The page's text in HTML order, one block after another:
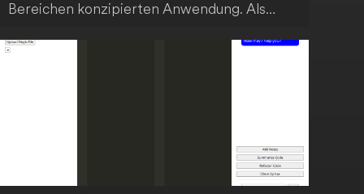
Bereichen konzipierten Anwendung. Als
Produktmanager, Jurist oder HR-Experte